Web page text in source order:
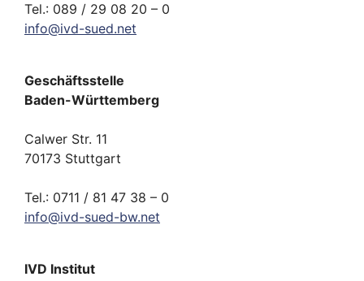
Tel.: 089 / 29 08 20 – 0
info@ivd-sued.net
Geschäftsstelle
Baden-Württemberg
Calwer Str. 11
70173 Stuttgart
Tel.: 0711 / 81 47 38 – 0
info@ivd-sued-bw.net
IVD Institut